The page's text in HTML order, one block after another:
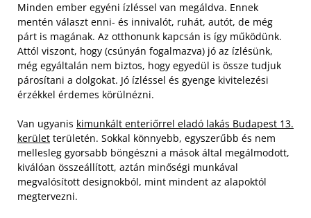
Minden ember egyéni ízléssel van megáldva. Ennek
mentén választ enni- és innivalót, ruhát, autót, de még
párt is magának. Az otthonunk kapcsán is így működünk.
Attól viszont, hogy (csúnyán fogalmazva) jó az ízlésünk,
még egyáltalán nem biztos, hogy egyedül is össze tudjuk
párosítani a dolgokat. Jó ízléssel és gyenge kivitelezési
érzékkel érdemes körülnézni.
Van ugyanis kimunkált enteriőrrel eladó lakás Budapest 13.
kerület területén. Sokkal könnyebb, egyszerűbb és nem
mellesleg gyorsabb böngészni a mások által megálmodott,
kiválóan összeállított, aztán minőségi munkával
megvalósított designokból, mint mindent az alapoktól
megtervezni.